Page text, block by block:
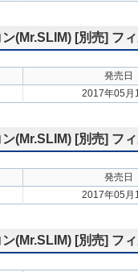
(Mr.SLIM) [別売] フ
発売日
2017年05月
(Mr.SLIM) [別売] フ
発売日
2017年05月
(Mr.SLIM) [別売] フ